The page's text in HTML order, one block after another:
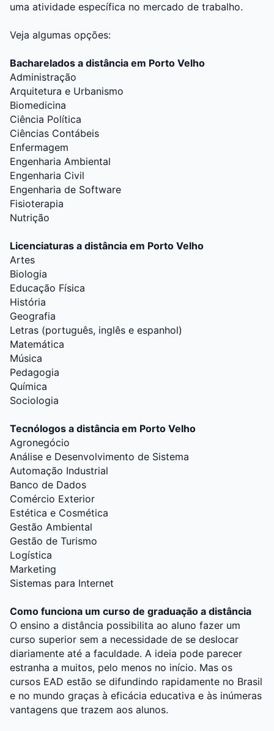
uma atividade específica no mercado de trabalho.
Veja algumas opções:
Bacharelados a distância em Porto Velho
Administração
Arquitetura e Urbanismo
Biomedicina
Ciência Política
Ciências Contábeis
Enfermagem
Engenharia Ambiental
Engenharia Civil
Engenharia de Software
Fisioterapia
Nutrição
Licenciaturas a distância em Porto Velho
Artes
Biologia
Educação Física
História
Geografia
Letras (português, inglês e espanhol)
Matemática
Música
Pedagogia
Química
Sociologia
Tecnólogos a distância em Porto Velho
Agronegócio
Análise e Desenvolvimento de Sistema
Automação Industrial
Banco de Dados
Comércio Exterior
Estética e Cosmética
Gestão Ambiental
Gestão de Turismo
Logística
Marketing
Sistemas para Internet
Como funciona um curso de graduação a distância
O ensino a distância possibilita ao aluno fazer um
curso superior sem a necessidade de se deslocar
diariamente até a faculdade. A ideia pode parecer
estranha a muitos, pelo menos no início. Mas os
cursos EAD estão se difundindo rapidamente no Brasil
e no mundo graças à eficácia educativa e às inúmeras
vantagens que trazem aos alunos.